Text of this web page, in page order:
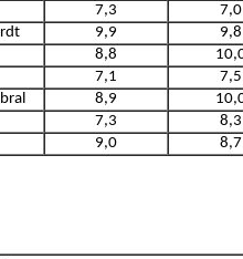
7,3
7,0
9,9
9,8
8,8
7,1
7,5
8,9
7,3
8,3
9,0 8,7